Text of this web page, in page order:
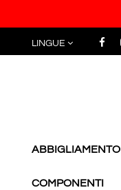
LINGUE
ABBIGLIAMENTO
COMPONENTI